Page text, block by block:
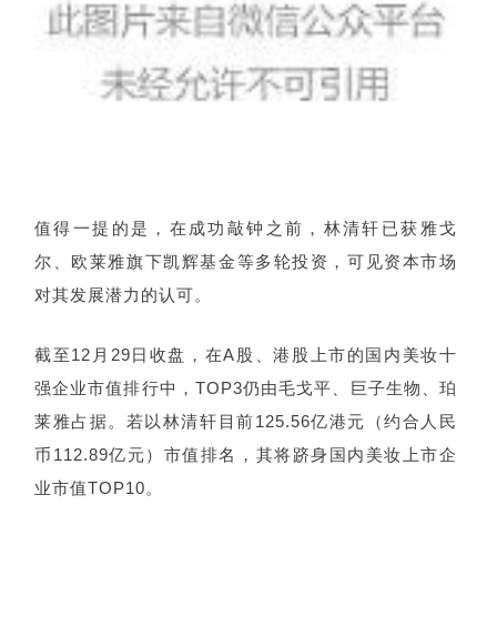
值得一提的是，在成功敲钟之前，林清轩已获雅戈
尔、欧莱雅旗下凯辉基金等多轮投资，可见资本市场
对其发展潜力的认可。
截至12月29日收盘，在A股、港股上市的国内美妆十
强企业市值排行中，TOP3仍由毛戈平、巨子生物、珀
莱雅占据。若以林清轩目前125.56亿港元（约合人民
币112.89亿元）市值排名，其将跻身国内美妆上市企
业市值TOP10。